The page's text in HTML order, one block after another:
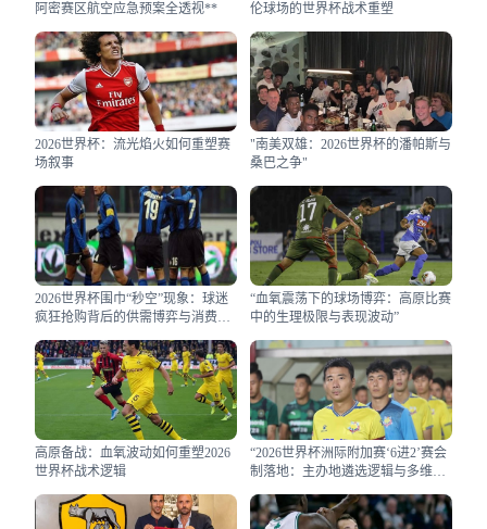
阿密赛区航空应急预案全透视**
伦球场的世界杯战术重塑
2026世界杯：流光焰火如何重塑赛
场叙事
"南美双雄：2026世界杯的潘帕斯与
桑巴之争"
2026世界杯围巾“秒空”现象：球迷
疯狂抢购背后的供需博弈与消费心
“血氧震荡下的球场博弈：高原比赛
中的生理极限与表现波动”
高原备战：血氧波动如何重塑2026
世界杯战术逻辑
“2026世界杯洲际附加赛‘6进2’赛会
制落地：主办地遴选逻辑与多维效